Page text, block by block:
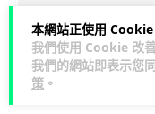
本網站正使用 Cookie
我們使用 Cookie 改
我們的網站即表示您
策 。
116 分享